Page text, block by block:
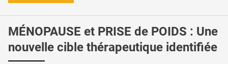
MÉNOPAUSE et PRISE de POIDS : Une
nouvelle cible thérapeutique identifiée